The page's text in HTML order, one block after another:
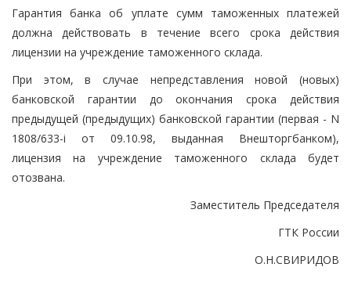
Гарантия банка об уплате сумм таможенных платежей
должна действовать в течение всего срока действия
лицензии на учреждение таможенного склада.
При этом, в случае непредставления новой (новых)
банковской гарантии до окончания срока действия
предыдущей (предыдущих) банковской гарантии (первая - N
1808/633-i от 09.10.98, выданная Внешторгбанком),
лицензия на учреждение таможенного склада будет
отозвана.
Заместитель Председателя
ГТК России
О.Н.СВИРИДОВ